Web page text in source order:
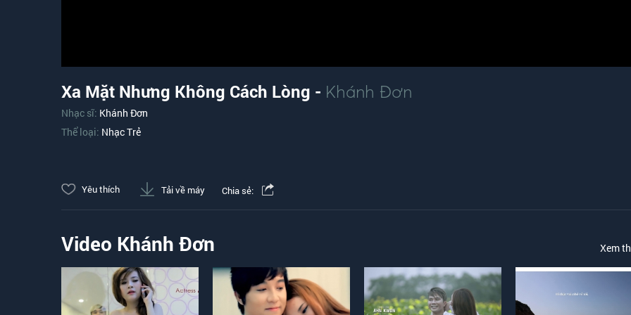
Xa Mặt Nhưng Không Cách Lòng - Khánh Đơn
Nhạc sĩ: Khánh Đơn
Thể loại: Nhạc Trẻ
Yêu thích Tải về máy Chia sẻ:
Video Khánh Đơn Xem